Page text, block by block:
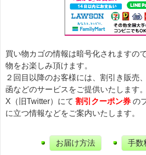
買い物カゴの情報は暗号化されますの
物をお楽しみ頂けます。
２回目以降のお客様には、割引き販売
函などのサービスをご提供いたします。
X（旧Twitter）にて 割引クーポン券 の
に立つ情報などをご案内いたします。
お届け方法 手数